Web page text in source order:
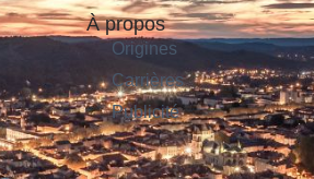
À propos
Origines
Carrières
Publicité